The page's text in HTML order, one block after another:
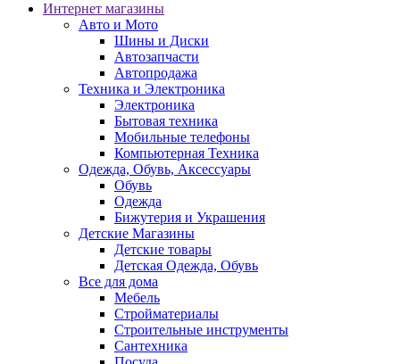
Интернет магазины
Авто и Мото
Шины и Диски
Автозапчасти
Автопродажа
Техника и Электроника
Электроника
Бытовая техника
Мобильные телефоны
Компьютерная Техника
Одежда, Обувь, Аксессуары
Обувь
Одежда
Бижутерия и Украшения
Детские Магазины
Детские товары
Детская Одежда, Обувь
Все для дома
Мебель
Стройматериалы
Строительные инструменты
Сантехника